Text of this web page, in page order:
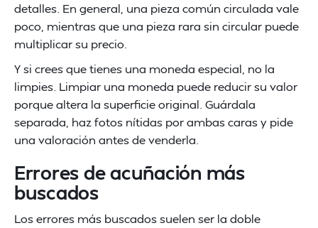
detalles. En general, una pieza común circulada vale
poco, mientras que una pieza rara sin circular puede
multiplicar su precio.
Y si crees que tienes una moneda especial, no la
limpies. Limpiar una moneda puede reducir su valor
porque altera la superficie original. Guárdala
separada, haz fotos nítidas por ambas caras y pide
una valoración antes de venderla.
Errores de acuñación más
buscados
Los errores más buscados suelen ser la doble